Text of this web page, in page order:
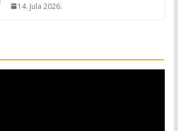
14. Jula 2026.